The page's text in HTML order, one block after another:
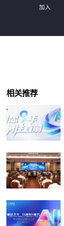
加入
相关推荐